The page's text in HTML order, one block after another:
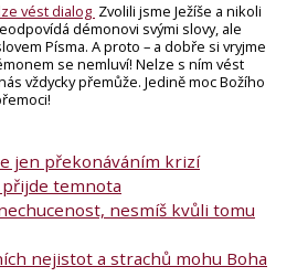
vést dialog Zvolili jsme Ježíše a nikoli
démonovi svými slovy, ale
Písma. A proto – a dobře si vryjme
se nemluví! Nelze s ním vést
vždycky přemůže. Jedině moc Božího
jen překonáváním krizí
přijde temnota
nesmíš kvůli tomu
nejistot a strachů mohu Boha